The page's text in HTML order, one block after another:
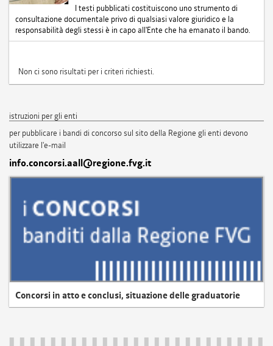
I testi pubblicati costituiscono uno strumento di
consultazione documentale privo di qualsiasi valore giuridico e la
responsabilità degli stessi è in capo all'Ente che ha emanato il bando.
Non ci sono risultati per i criteri richiesti.
istruzioni per gli enti
per pubblicare i bandi di concorso sul sito della Regione gli enti devono
utilizzare l'e-mail
info.concorsi.aall@regione.fvg.it
Concorsi in atto e conclusi, situazione delle graduatorie